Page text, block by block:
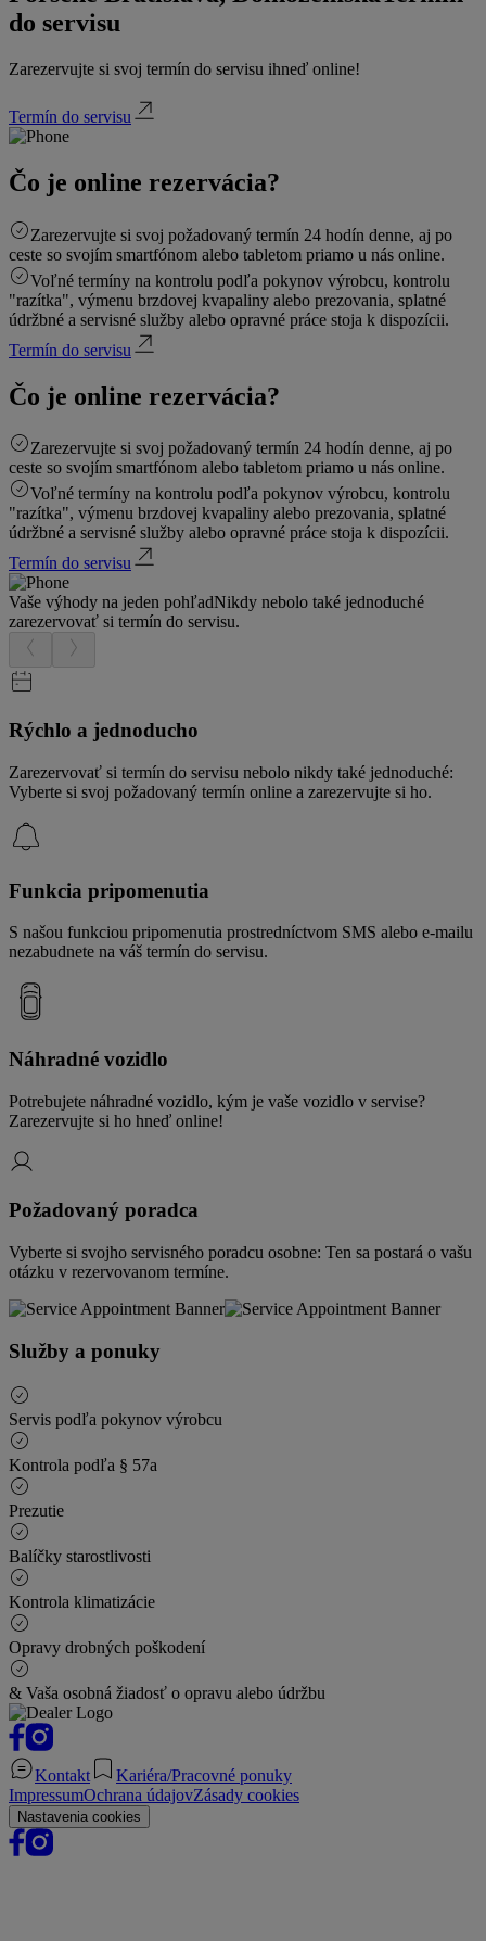
do servisu
Zarezervujte si svoj termín do servisu ihneď online!
Termín do servisu
Čo je online rezervácia?
Zarezervujte si svoj požadovaný termín 24 hodín denne, aj po
ceste so svojím smartfónom alebo tabletom priamo u nás online.
Voľné termíny na kontrolu podľa pokynov výrobcu, kontrolu
"razítka", výmenu brzdovej kvapaliny alebo prezovania, splatné
údržbné a servisné služby alebo opravné práce stoja k dispozícii.
Termín do servisu
Čo je online rezervácia?
Zarezervujte si svoj požadovaný termín 24 hodín denne, aj po
ceste so svojím smartfónom alebo tabletom priamo u nás online.
Voľné termíny na kontrolu podľa pokynov výrobcu, kontrolu
"razítka", výmenu brzdovej kvapaliny alebo prezovania, splatné
údržbné a servisné služby alebo opravné práce stoja k dispozícii.
Termín do servisu
Vaše výhody na jeden pohľadNikdy nebolo také jednoduché
zarezervovať si termín do servisu.
Rýchlo a jednoducho
Zarezervovať si termín do servisu nebolo nikdy také jednoduché:
Vyberte si svoj požadovaný termín online a zarezervujte si ho.
Funkcia pripomenutia
S našou funkciou pripomenutia prostredníctvom SMS alebo e-mailu
nezabudnete na váš termín do servisu.
Náhradné vozidlo
Potrebujete náhradné vozidlo, kým je vaše vozidlo v servise?
Zarezervujte si ho hneď online!
Požadovaný poradca
Vyberte si svojho servisného poradcu osobne: Ten sa postará o vašu
otázku v rezervovanom termíne.
Služby a ponuky
Servis podľa pokynov výrobcu
Kontrola podľa § 57a
Prezutie
Balíčky starostlivosti
Kontrola klimatizácie
Opravy drobných poškodení
& Vaša osobná žiadosť o opravu alebo údržbu
Kontakt
Kariéra/Pracovné ponuky
ImpressumOchrana údajovZásady cookies
Nastavenia cookies